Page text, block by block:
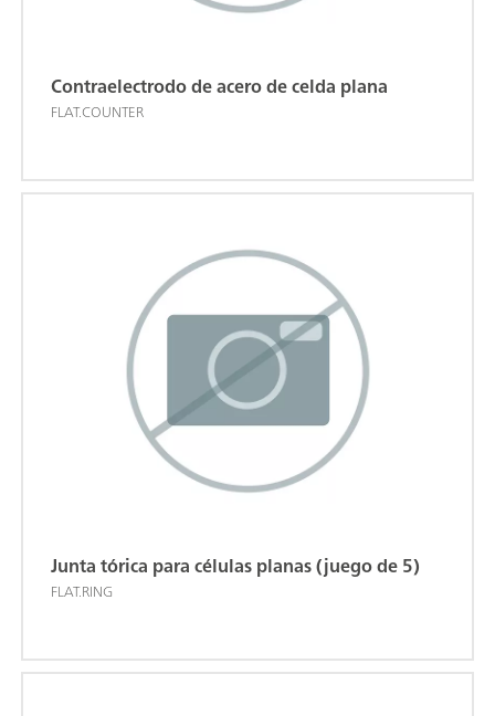
Contraelectrodo de acero de celda plana
FLAT.COUNTER
Junta tórica para células planas (juego de 5)
FLAT.RING